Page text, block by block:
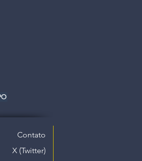
Contato
X (Twitter)